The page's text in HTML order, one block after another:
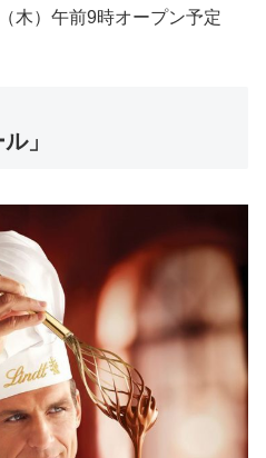
木）午前9時オープン予定
」